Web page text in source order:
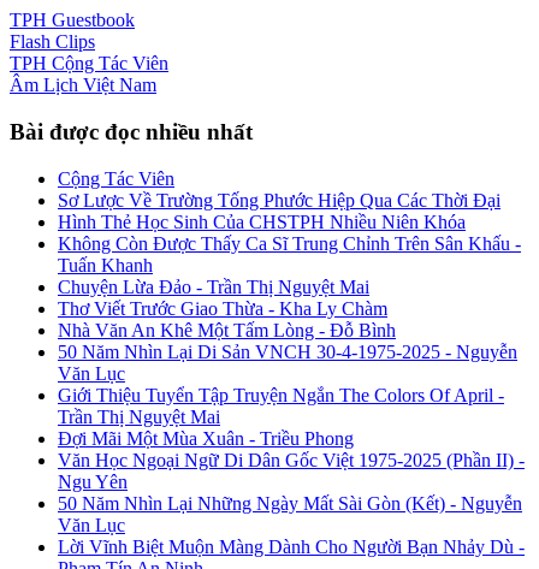
TPH Guestbook
Flash Clips
TPH Cộng Tác Viên
Âm Lịch Việt Nam
Bài được đọc nhiều nhất
Cộng Tác Viên
Sơ Lược Về Trường Tống Phước Hiệp Qua Các Thời Đại
Hình Thẻ Học Sinh Của CHSTPH Nhiều Niên Khóa
Không Còn Được Thấy Ca Sĩ Trung Chỉnh Trên Sân Khấu -
Tuấn Khanh
Chuyện Lừa Đảo - Trần Thị Nguyệt Mai
Thơ Viết Trước Giao Thừa - Kha Ly Chàm
Nhà Văn An Khê Một Tấm Lòng - Đỗ Bình
50 Năm Nhìn Lại Di Sản VNCH 30-4-1975-2025 - Nguyễn
Văn Lục
Giới Thiệu Tuyển Tập Truyện Ngắn The Colors Of April -
Trần Thị Nguyệt Mai
Đợi Mãi Một Mùa Xuân - Triều Phong
Văn Học Ngoại Ngữ Di Dân Gốc Việt 1975-2025 (Phần II) -
Ngu Yên
50 Năm Nhìn Lại Những Ngày Mất Sài Gòn (Kết) - Nguyễn
Văn Lục
Lời Vĩnh Biệt Muộn Màng Dành Cho Người Bạn Nhảy Dù -